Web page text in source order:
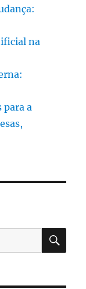
na
para a